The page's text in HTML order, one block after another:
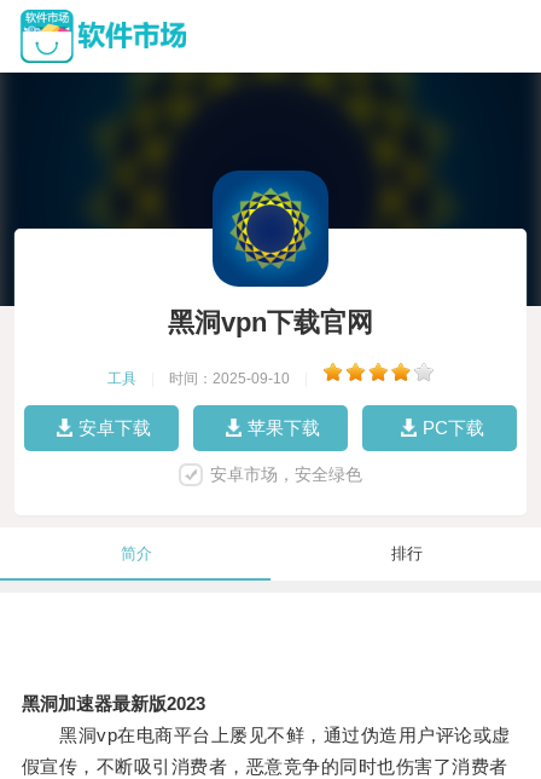
黑洞vpn下载官网
工具 时间：2025-09-10
安卓下载 苹果下载 PC下载
安卓市场，安全绿色
简介 排行
黑洞加速器最新版2023
黑洞vp在电商平台上屡见不鲜，通过伪造用户评论或虚
假宣传，不断吸引消费者，恶意竞争的同时也伤害了消费者